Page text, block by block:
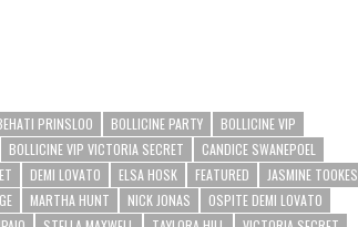
PRINSLOO BOLLICINE PARTY
BOLLICINE VIP
BOLLICINE VIP VICTORIA SECRET
CANDICE SWANEPOEL
DEMI LOVATO ELSA HOSK FEATURED
JASMINE TOOKES
MARTHA HUNT NICK JONAS
OSPITE DEMI LOVATO